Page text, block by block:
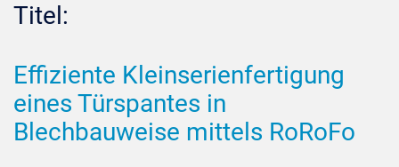
Titel:
Effiziente Kleinserienfertigung
eines Türspantes in
Blechbauweise mittels RoRoFo